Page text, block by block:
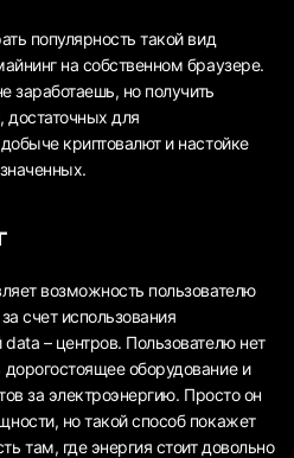
популярность такой вид
на собственном браузере.
заработаешь, но получить
достаточных для
криптовалют и настойке
возможность пользователю
счет использования
– центров. Пользователю нет
оборудование и
за электроэнергию. Просто он
но такой способ покажет
там, где энергия стоит довольно